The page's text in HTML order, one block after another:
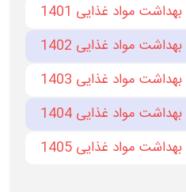
مواد غذایی 1401
مواد غذایی 1402
مواد غذایی 1403
مواد غذایی 1404
مواد غذایی 1405